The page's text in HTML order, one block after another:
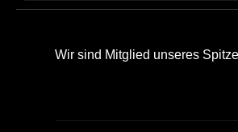
Wir sind Mitglied unseres